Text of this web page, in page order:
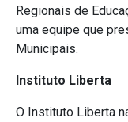
Regionais de
uma equipe que
Municipais.
Instituto Liberta
O Instituto Liberta